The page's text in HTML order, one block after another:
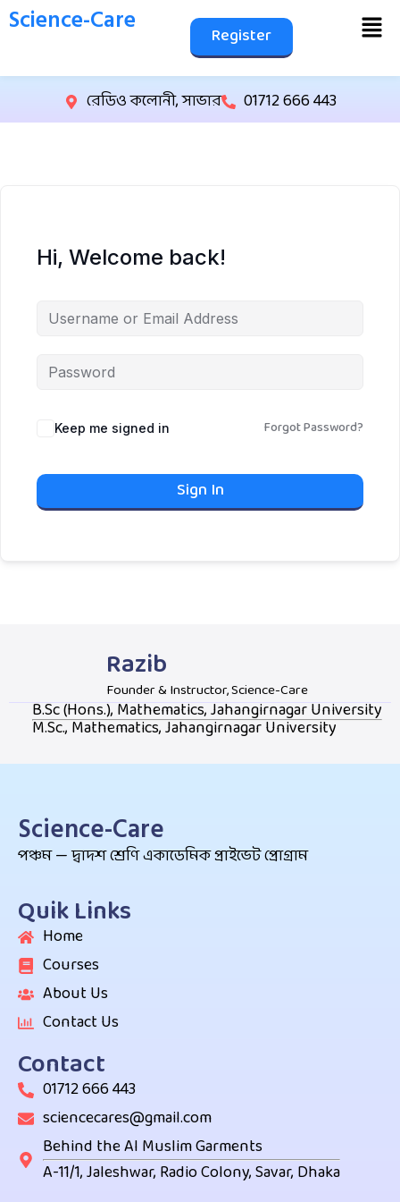
Science-Care Register
রেডিও কলোনী, সাভার 01712 666 443
Hi, Welcome back!
Keep me signed in Forgot Password?
Sign In
Razib
Founder & Instructor, Science-Care
B.Sc (Hons.), Mathematics, Jahangirnagar University
M.Sc., Mathematics, Jahangirnagar University
Science-Care
পঞ্চম — দ্বাদশ শ্রেণি একাডেমিক প্রাইভেট প্রোগ্রাম
Quik Links
Home
Courses
About Us
Contact Us
Contact
01712 666 443
sciencecares@gmail.com
Behind the Al Muslim Garments
A-11/1, Jaleshwar, Radio Colony, Savar, Dhaka